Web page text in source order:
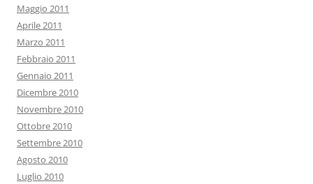
Maggio 2011
Aprile 2011
Marzo 2011
Febbraio 2011
Gennaio 2011
Dicembre 2010
Novembre 2010
Ottobre 2010
Settembre 2010
Agosto 2010
Luglio 2010